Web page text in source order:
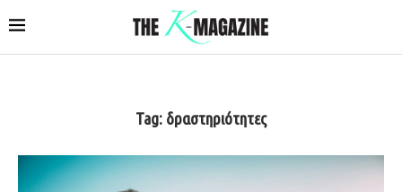
Tag: δραστηριότητες